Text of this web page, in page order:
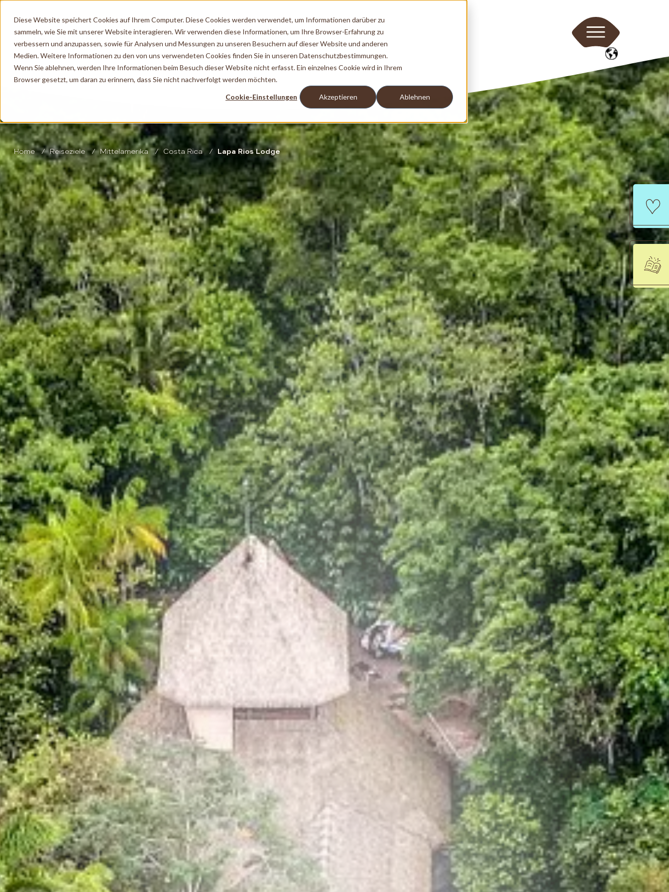
Diese Website speichert Cookies auf Ihrem Computer. Diese Cookies werden verwendet, um Informationen darüber zu
sammeln, wie Sie mit unserer Website interagieren. Wir verwenden diese Informationen, um Ihre Browser-Erfahrung zu
verbessern und anzupassen, sowie für Analysen und Messungen zu unseren Besuchern auf dieser Website und anderen
Medien. Weitere Informationen zu den von uns verwendeten Cookies finden Sie in unseren Datenschutzbestimmungen.
Wenn Sie ablehnen, werden Ihre Informationen beim Besuch dieser Website nicht erfasst. Ein einzelnes Cookie wird in Ihrem
Browser gesetzt, um daran zu erinnern, dass Sie nicht nachverfolgt werden möchten.
Cookie-Einstellungen Akzeptieren Ablehnen
Home Reiseziele Mittelamerika Costa Rica Lapa Rios Lodge